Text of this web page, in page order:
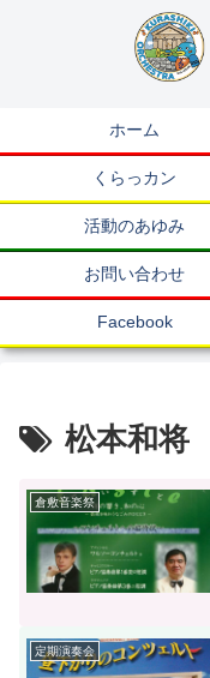
ホーム
くらっカン
活動のあゆみ
お問い合わせ
Facebook
松本和将
倉敷音楽祭
定期演奏会